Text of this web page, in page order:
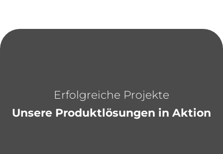
Erfolgreiche Projekte
Unsere Produktlösungen in Aktion